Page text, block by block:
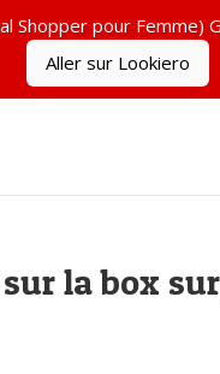
la box
pour Femme)
Aller sur Lookiero